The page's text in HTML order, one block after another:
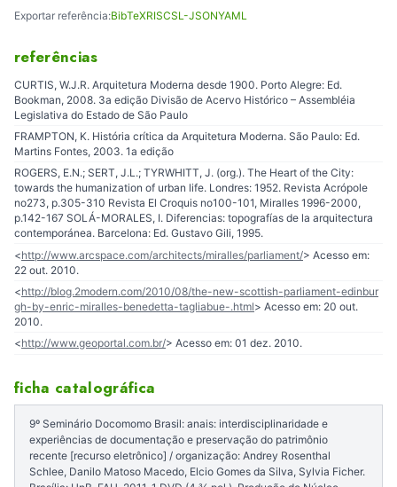
Exportar referência:BibTeXRISCSL-JSONYAML
referências
CURTIS, W.J.R. Arquitetura Moderna desde 1900. Porto Alegre: Ed.
Bookman, 2008. 3a edição Divisão de Acervo Histórico – Assembléia
Legislativa do Estado de São Paulo
FRAMPTON, K. História crítica da Arquitetura Moderna. São Paulo: Ed.
Martins Fontes, 2003. 1a edição
ROGERS, E.N.; SERT, J.L.; TYRWHITT, J. (org.). The Heart of the City:
towards the humanization of urban life. Londres: 1952. Revista Acrópole
no273, p.305-310 Revista El Croquis no100-101, Miralles 1996-2000,
p.142-167 SOLÁ-MORALES, I. Diferencias: topografías de la arquitectura
contemporánea. Barcelona: Ed. Gustavo Gili, 1995.
<http://www.arcspace.com/architects/miralles/parliament/> Acesso em:
22 out. 2010.
<http://blog.2modern.com/2010/08/the-new-scottish-parliament-edinbur
gh-by-enric-miralles-benedetta-tagliabue-.html> Acesso em: 20 out.
2010.
<http://www.geoportal.com.br/> Acesso em: 01 dez. 2010.
ficha catalográfica
9º Seminário Docomomo Brasil: anais: interdisciplinaridade e
experiências de documentação e preservação do patrimônio
recente [recurso eletrônico] / organização: Andrey Rosenthal
Schlee, Danilo Matoso Macedo, Elcio Gomes da Silva, Sylvia Ficher.